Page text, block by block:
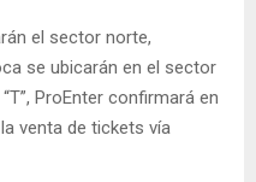
el sector norte,
se ubicarán en el sector
ProEnter confirmará en
venta de tickets vía